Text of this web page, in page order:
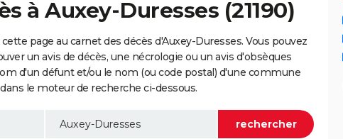
à Auxey-Duresses (21190)
page au carnet des décès d'Auxey-Duresses. Vous pouvez
un avis de décès, une nécrologie ou un avis d'obsèques
d'un défunt et/ou le nom (ou code postal) d'une commune
le moteur de recherche ci-dessous.